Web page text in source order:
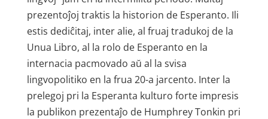
prezentoĵoj traktis la historion de Esperanto. Ili
estis dediĉitaj, inter alie, al fruaj tradukoj de la
Unua Libro, al la rolo de Esperanto en la
internacia pacmovado aŭ al la svisa
lingvopolitiko en la frua 20-a jarcento. Inter la
prelegoj pri la Esperanta kulturo forte impresis
la publikon prezentaĵo de Humphrey Tonkin pri